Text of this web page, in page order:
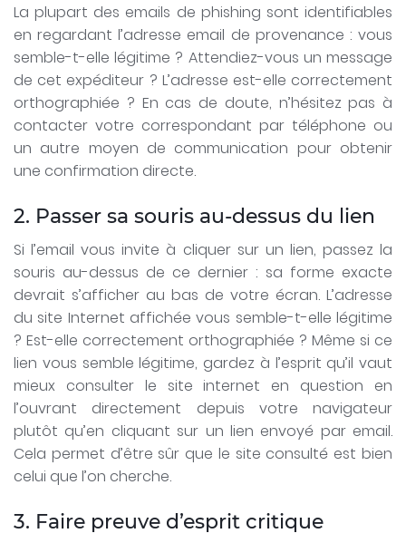
La plupart des emails de phishing sont identifiables
en regardant l’adresse email de provenance : vous
semble-t-elle légitime ? Attendiez-vous un message
de cet expéditeur ? L’adresse est-elle correctement
orthographiée ? En cas de doute, n’hésitez pas à
contacter votre correspondant par téléphone ou
un autre moyen de communication pour obtenir
une confirmation directe.
2. Passer sa souris au-dessus du lien
Si l’email vous invite à cliquer sur un lien, passez la
souris au-dessus de ce dernier : sa forme exacte
devrait s’afficher au bas de votre écran. L’adresse
du site Internet affichée vous semble-t-elle légitime
? Est-elle correctement orthographiée ? Même si ce
lien vous semble légitime, gardez à l’esprit qu’il vaut
mieux consulter le site internet en question en
l’ouvrant directement depuis votre navigateur
plutôt qu’en cliquant sur un lien envoyé par email.
Cela permet d’être sûr que le site consulté est bien
celui que l’on cherche.
3. Faire preuve d’esprit critique